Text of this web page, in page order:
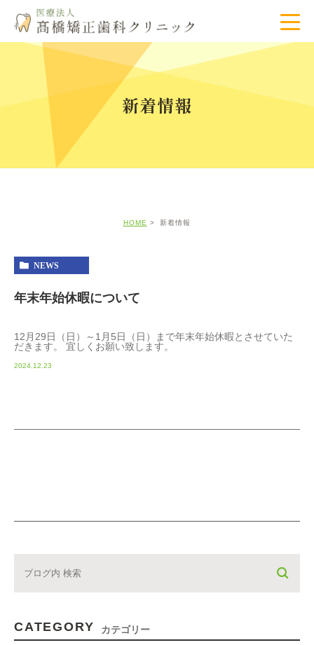
新着情報
HOME 新着情報
NEWS
年末年始休暇について
12月29日（日）～1月5日（日）まで年末年始休暇とさせていた
だきます。 宜しくお願い致します。
2024.12.23
CATEGORY カテゴリー